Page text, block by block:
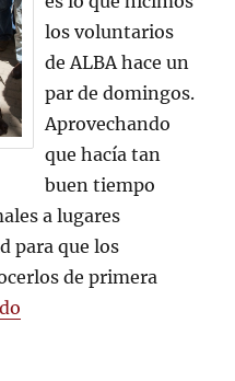
de
los voluntarios
de ALBA hace un
par de domingos.
Aprovechando
que hacía tan
buen tiempo
a lugares
para que los
de primera